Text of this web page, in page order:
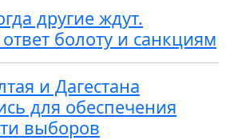
другие ждут.
болоту и санкциям
и Дагестана
для обеспечения
выборов